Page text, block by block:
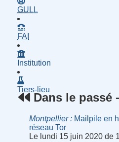
GULL
FAI
Institution
Tiers-lieu
Dans le passé
Montpellier
Mailpile en
réseau Tor
Le lundi 15 juin 2020 de